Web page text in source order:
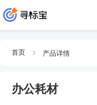
首页 产品详情
办公耗材